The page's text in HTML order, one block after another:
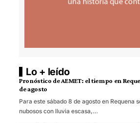
Lo + leído
Pronóstico de AEMET: el tiempo en
de agosto
Para este sábado 8 de agosto en Requena
nubosos con lluvia escasa,…